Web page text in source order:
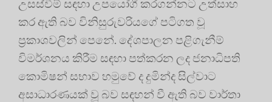
උසස්වීම් සඳහා උපයෝගී කරගන්නට උත්සාහ
කර ඇති බව විනිසුරුවරියගේ පටිගත වූ
ප්‍රකාශවලින් පෙනේ. දේශපාලන පළිගැනීම්
විමර්ශනය කිරීම සඳහා පත්කරන ලද ජනාධිපති
කොමිෂන් සභාව හමුවේ ද දුමින්ද සිල්වාට
අසාධාරණයක් වූ බව සඳහන් වී ඇති බව වාර්තා